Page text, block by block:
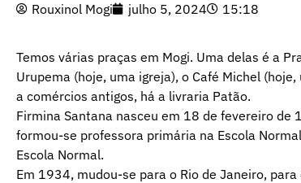
Rouxinol Mogi julho 5, 2024 15:18
Temos várias praças em Mogi. Uma delas é a
Urupema (hoje, uma igreja), o Café Michel
a comércios antigos, há a livraria Patão.
Firmina Santana nasceu em 18 de fevereiro de
formou-se professora primária na Escola
Escola Normal.
Em 1934, mudou-se para o Rio de Janeiro,